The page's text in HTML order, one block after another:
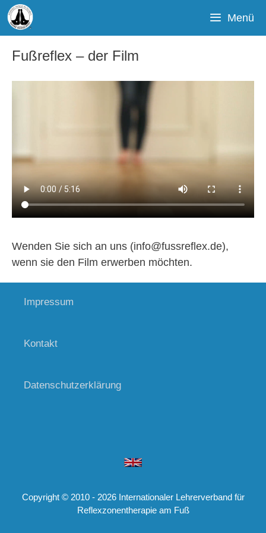
Zum
Inhalt
springen
Menü
Fußreflex – der Film
Wenden Sie sich an uns (info@fussreflex.de),
wenn sie den Film erwerben möchten.
Impressum
Kontakt
Datenschutz­erklärung
Copyright © 2010 - 2026 Internationaler Lehrerverband für
Reflexzonentherapie am Fuß